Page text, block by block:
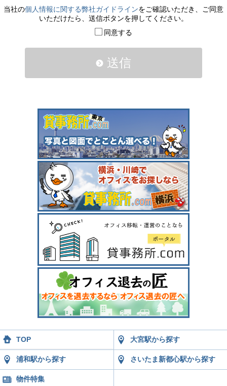
当社の個人情報に関する弊社ガイドラインをご確認いただき、ご同意
いただけたら、送信ボタンを押してください。
同意する
送信
TOP 大宮駅から探す
浦和駅から探す さいたま新都心駅から探す
物件特集